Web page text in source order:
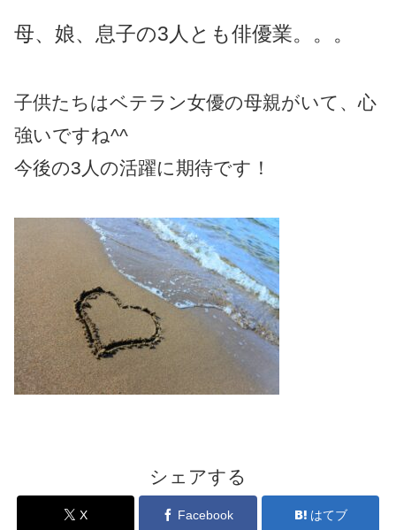
母、娘、息子の3人とも俳優業。。。
子供たちはベテラン女優の母親がいて、心
強いですね^^
今後の3人の活躍に期待です！
シェアする
X Facebook はてブ